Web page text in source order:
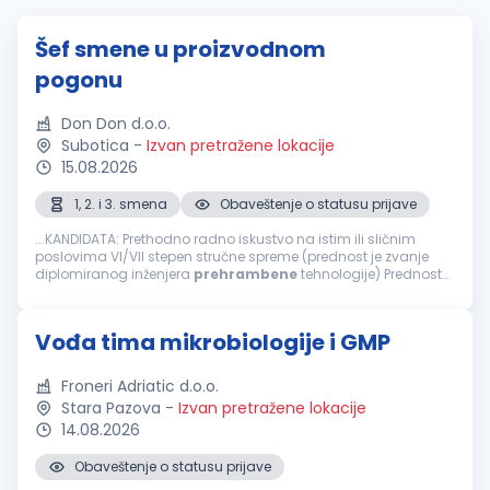
Šef smene u proizvodnom
pogonu
Don Don d.o.o.
Subotica - Izvan pretražene lokacije
15.08.2026
1, 2. i 3. smena
Obaveštenje o statusu prijave
...KANDIDATA: Prethodno radno iskustvo na istim ili sličnim
poslovima VI/VII stepen stručne spreme (prednost je zvanje
diplomiranog inženjera prehrambenetehnologije) Prednost
Vođa tima mikrobiologije i GMP
Froneri Adriatic d.o.o.
Stara Pazova - Izvan pretražene lokacije
14.08.2026
Obaveštenje o statusu prijave